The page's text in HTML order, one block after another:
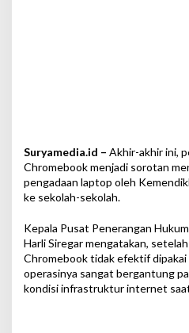
Suryamedia.id – Akhir-akhir ini,
Chromebook menjadi sorotan
pengadaan laptop oleh
ke sekolah-sekolah.
Kepala Pusat Penerangan
Harli Siregar mengatakan,
Chromebook tidak efektif dipakai
operasinya sangat bergantung
kondisi infrastruktur internet